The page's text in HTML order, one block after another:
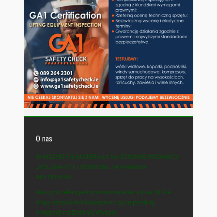
O nas
© WSZYSTKIE MATERIAŁY NA STRONIE WYDAWCY
„POLSKA-IE” CHRONIONE SĄ PRAWEM
AUTORSKIM.
Naszym celem jest prezentowanie spraw, które
mają bezpośredni wpływ na życie polskiej
emigracji na Zielonej Wyspie.